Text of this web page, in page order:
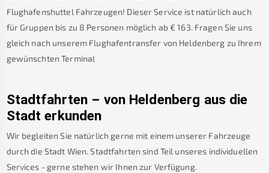
Flughafenshuttel Fahrzeugen! Dieser Service ist natürlich auch
für Gruppen bis zu 8 Personen möglich ab € 163. Fragen Sie uns
gleich nach unserem Flughafentransfer von Heldenberg zu Ihrem
gewünschten Terminal
Stadtfahrten – von Heldenberg aus die
Stadt erkunden
Wir begleiten Sie natürlich gerne mit einem unserer Fahrzeuge
durch die Stadt Wien. Stadtfahrten sind Teil unseres individuellen
Services - gerne stehen wir Ihnen zur Verfügung.